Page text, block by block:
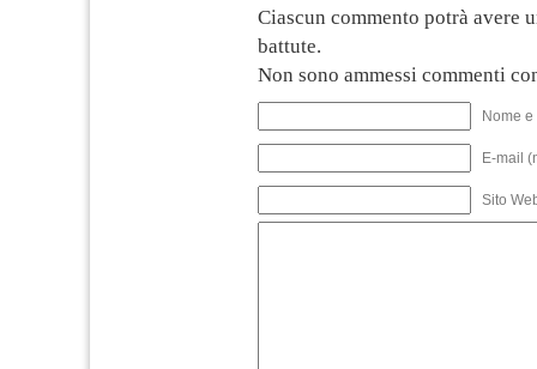
Ciascun commento potrà avere
battute.
Non sono ammessi commenti
Nome
E-mail
Sito